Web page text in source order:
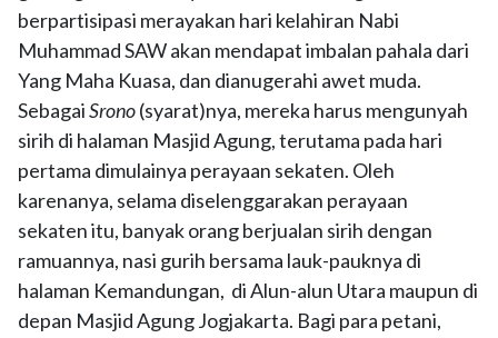
berpartisipasi merayakan hari kelahiran Nabi
Muhammad SAW akan mendapat imbalan pahala dari
Yang Maha Kuasa, dan dianugerahi awet muda.
SebagaiSrono(syarat)nya, mereka harus mengunyah
sirih di halaman Masjid Agung, terutama pada hari
pertama dimulainya perayaan sekaten. Oleh
karenanya, selama diselenggarakan perayaan
sekaten itu, banyak orang berjualan sirih dengan
ramuannya, nasi gurih bersama lauk-pauknya di
halaman Kemandungan, di Alun-alun Utara maupun di
depan Masjid Agung Jogjakarta. Bagi para petani,